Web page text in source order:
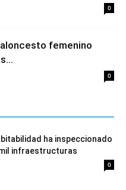
0
femenino
0
ha inspeccionado
infraestructuras
0